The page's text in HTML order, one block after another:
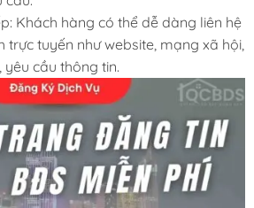
Khách hàng có thể dễ dàng liên hệ
trực tuyến như website, mạng xã hội,
cầu thông tin.